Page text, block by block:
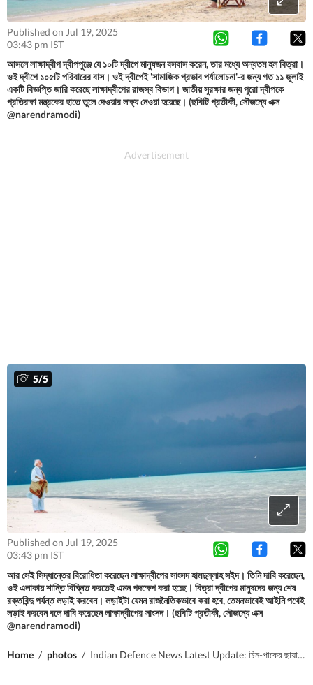
Published on Jul 19, 2025
03:43 pm IST
আসলে লাক্ষাদ্বীপ দ্বীপপুঞ্জে যে ১০টি দ্বীপে মানুষজন বসবাস করেন, তার মধ্যে অন্যতম হল বিত্রা।
ওই দ্বীপে ১০৫টি পরিবারের বাস। ওই দ্বীপেই 'সামাজিক প্রভাব পর্যালোচনা'-র জন্য গত ১১ জুলাই
একটি বিজ্ঞপ্তি জারি করেছে লাক্ষাদ্বীপের রাজস্ব বিভাগ। জাতীয় সুরক্ষার জন্য পুরো দ্বীপকে
প্রতিরক্ষা মন্ত্রকের হাতে তুলে দেওয়ার লক্ষ্য নেওয়া হয়েছে। (ছবিটি প্রতীকী, সৌজন্যে এক্স
@narendramodi)
5/5
Published on Jul 19, 2025
03:43 pm IST
আর সেই সিদ্ধান্তের বিরোধিতা করেছেন লাক্ষাদ্বীপের সাংসদ হামদুল্লাহ সইদ। তিনি দাবি করেছেন,
ওই এলাকায় শান্তি বিঘ্নিত করতেই এমন পদক্ষেপ করা হচ্ছে। বিত্রা দ্বীপের মানুষদের জন্য শেষ
রক্তবিন্দু পর্যন্ত লড়াই করবেন। লড়াইটা যেমন রাজনৈতিকভাবে করা হবে, তেমনভাবেই আইনি পথেই
লড়াই করবেন বলে দাবি করেছেন লাক্ষাদ্বীপের সাংসদ। (ছবিটি প্রতীকী, সৌজন্যে এক্স
@narendramodi)
Home / photos / Indian Defence News Latest Update: চিন-পাকের ছায়া, এই দ্বীপে প্রতিরক্ষা ঘাঁটি তৈরির তোড়জোড় ভারতের? বড় পরিকল্পনা?